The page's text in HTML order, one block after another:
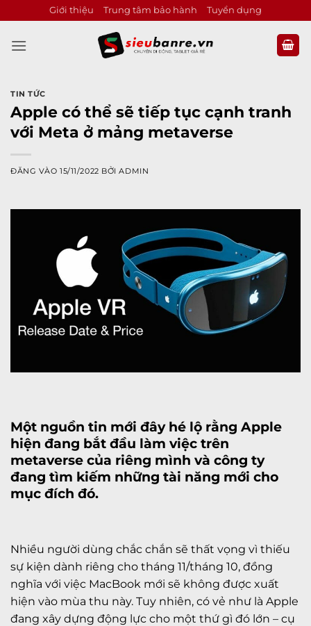
qua
nội
Giới thiệu Trung tâm bảo hành Tuyển dụng
TIN TỨC
Apple có thể sẽ tiếp tục cạnh tranh
với Meta ở mảng metaverse
ĐĂNG VÀO15/11/2022 BỞIADMIN
Một nguồn tin mới đây hé lộ rằng Apple
hiện đang bắt đầu làm việc trên
metaverse của riêng mình và công ty
đang tìm kiếm những tài năng mới cho
mục đích đó.
Nhiều người dùng chắc chắn sẽ thất vọng vì thiếu
sự kiện dành riêng cho tháng 11/tháng 10, đồng
nghĩa với việc MacBook mới sẽ không được xuất
hiện vào mùa thu này. Tuy nhiên, có vẻ như là Apple
đang xây dựng động lực cho một thứ gì đó lớn – cụ